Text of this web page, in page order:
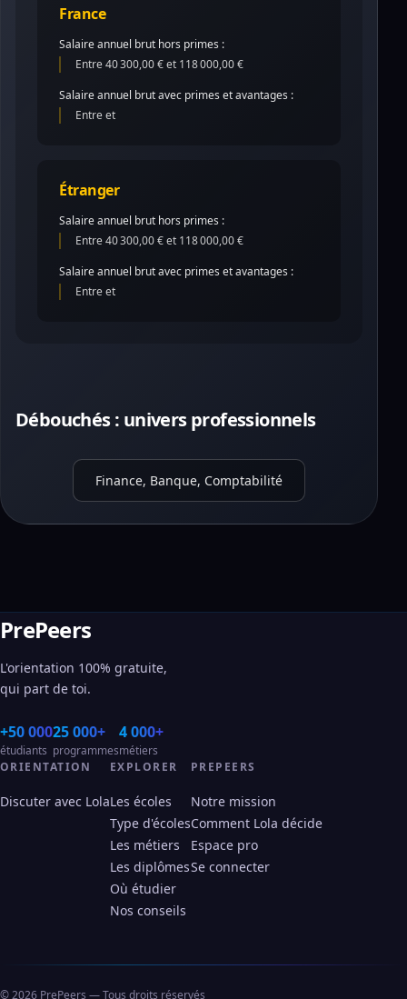
France
Salaire annuel brut hors primes :
Entre 40 300,00 € et 118 000,00 €
Salaire annuel brut avec primes et avantages :
Entre et
Étranger
Salaire annuel brut hors primes :
Entre 40 300,00 € et 118 000,00 €
Salaire annuel brut avec primes et avantages :
Entre et
Débouchés : univers professionnels
Finance, Banque, Comptabilité
PrePeers
L'orientation 100% gratuite,
qui part de toi.
+50 000
étudiants
25 000+
programmes
4 000+
métiers
ORIENTATION
Discuter avec Lola
EXPLORER
Les écoles
Type d'écoles
Les métiers
Les diplômes
Où étudier
Nos conseils
PREPEERS
Notre mission
Comment Lola décide
Espace pro
Se connecter
© 2026 PrePeers — Tous droits réservés